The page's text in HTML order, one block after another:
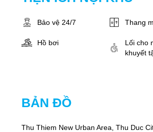
Bảo vệ 24/7 Thang
Hồ bơi
Lối cho
khuyết
BẢN ĐỒ
Thu Thiem New Urban Area, Thu Duc